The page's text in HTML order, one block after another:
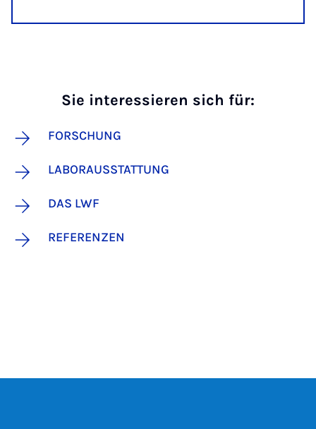
Sie interessieren sich für:
FORSCHUNG
LABORAUSSTATTUNG
DAS LWF
REFERENZEN